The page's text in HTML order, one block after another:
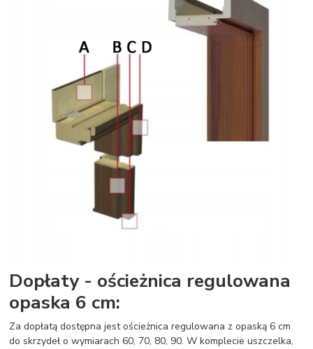
Dopłaty - ościeżnica regulowana
opaska 6 cm:
Za dopłatą dostępna jest ościeżnica regulowana z opaską 6 cm
do skrzydeł o wymiarach 60, 70, 80, 90. W komplecie uszczelka,